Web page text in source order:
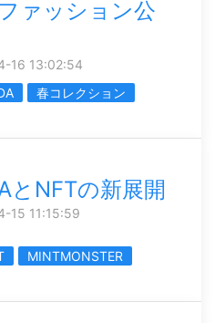
ァッション公
16 13:02:54
春コレクション
とNFTの新展開
15 11:15:59
MINTMONSTER